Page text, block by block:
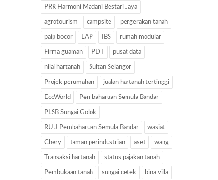
PRR Harmoni Madani Bestari Jaya
agrotourism campsite pergerakan tanah
paip bocor LAP IBS rumah modular
Firma guaman PDT pusat data
nilai hartanah Sultan Selangor
Projek perumahan jualan hartanah tertinggi
EcoWorld Pembaharuan Semula Bandar
PLSB Sungai Golok
RUU Pembaharuan Semula Bandar wasiat
Chery taman perindustrian aset wang
Transaksi hartanah status pajakan tanah
Pembukaan tanah sungai cetek bina villa